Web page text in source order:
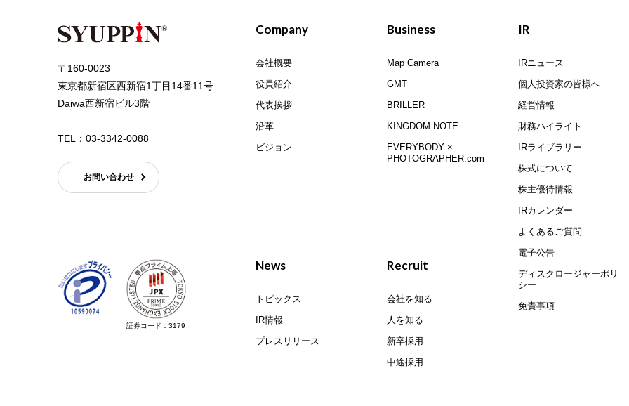
〒160-0023
東京都新宿区西新宿1丁目14番11号
Daiwa西新宿ビル3階
TEL： 03-3342-0088
お問い合わせ
証券コード：3179
Company
会社概要
役員紹介
代表挨拶
沿革
ビジョン
News
トピックス
IR情報
プレスリリース
Business
Map Camera
GMT
BRILLER
KINGDOM NOTE
EVERYBODY ×
PHOTOGRAPHER.com
Recruit
会社を知る
人を知る
新卒採用
中途採用
IR
IRニュース
個人投資家の皆様へ
経営情報
財務ハイライト
IRライブラリー
株式について
株主優待情報
IRカレンダー
よくあるご質問
電子公告
ディスクロージャーポリ
シー
免責事項